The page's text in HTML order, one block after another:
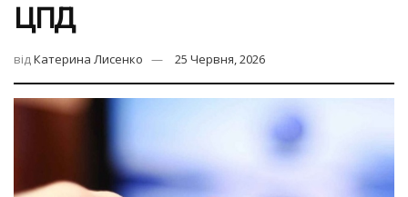
ЦПД
відКатерина Лисенко 25 Червня, 2026